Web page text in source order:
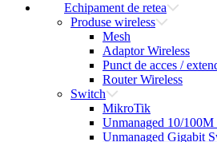
Echipament de retea
Produse wireless
Mesh
Adaptor Wireless
Punct de acces /
Router Wireless
Switch
MikroTik
Unmanaged 10/100M
Unmanaged Gigabit